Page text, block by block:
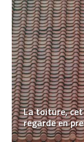
La toiture,
regarde en